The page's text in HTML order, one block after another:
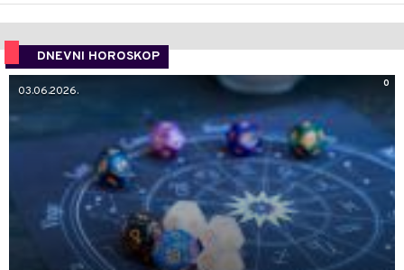
DNEVNI HOROSKOP
0
03.06.2026.